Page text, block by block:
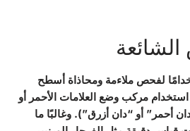
لفحص ملاءمة ومحاذاة أسطح
مركب وضع العلامات الأحمر أو
أحمر” أو “دان أزرق”). وغالبًا ما